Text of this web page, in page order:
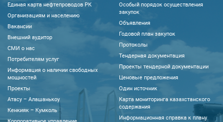
Единая карта нефтепроводов РК
Организациям и населению
Вакансии
Внешний аудитор
CМИ о нас
Потребителям услуг
Информация о наличии свободных
мощностей
Проекты
Атасу – Алашанькоу
Кенкияк – Кумколь
Особый порядок осуществления
закупок
Объявления
Годовой план закупок
Протоколы
Тендерная документация
Проекты тендерной документации
Ценовые предложения
Один источник
Карта мониторинга казахстанского
содержания
Информационная справка к плану